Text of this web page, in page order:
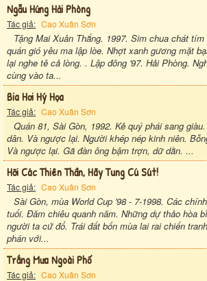
Ngẫu Hứng Hải Phòng
Tác giả: Cao Xuân Sơn
Tặng Mai Xuân Thắng. 1997. Sim chua chát
quán gió yêu ma lập lòe. Nhợt xanh gương mặt
lại nghe tê cả lòng. . Lập đông '97. Hải Phòng.
cùng vào ta...
Bia Hơi Hý Họa
Tác giả: Cao Xuân Sơn
Quán 81, Sài Gòn, 1992. Kẻ quý phái sang
dân. Và ngược lại. Người khép nép kinh niên.
Và ngược lại. Gã đàn ông bậm trợn, dữ dằn. ...
Hỡi Các Thiên Thần, Hãy Tung Cú Sút!
Tác giả: Cao Xuân Sơn
Sài Gòn, mùa World Cup '98 - 7-1998. Các
tuổi. Đăm chiêu quanh năm. Những dự thảo hòa
người ta cứ đổ. Trái đất bốn mùa lai rai chiến
phán với...
Trắng Mưa Ngoài Phố
Tác giả: Cao Xuân Sơn